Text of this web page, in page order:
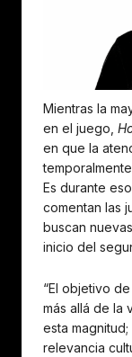
Mientras la
en el juego,
en que la
Es durante
comentan las
buscan
inicio del
“El objetivo
más allá de la
esta
relevancia